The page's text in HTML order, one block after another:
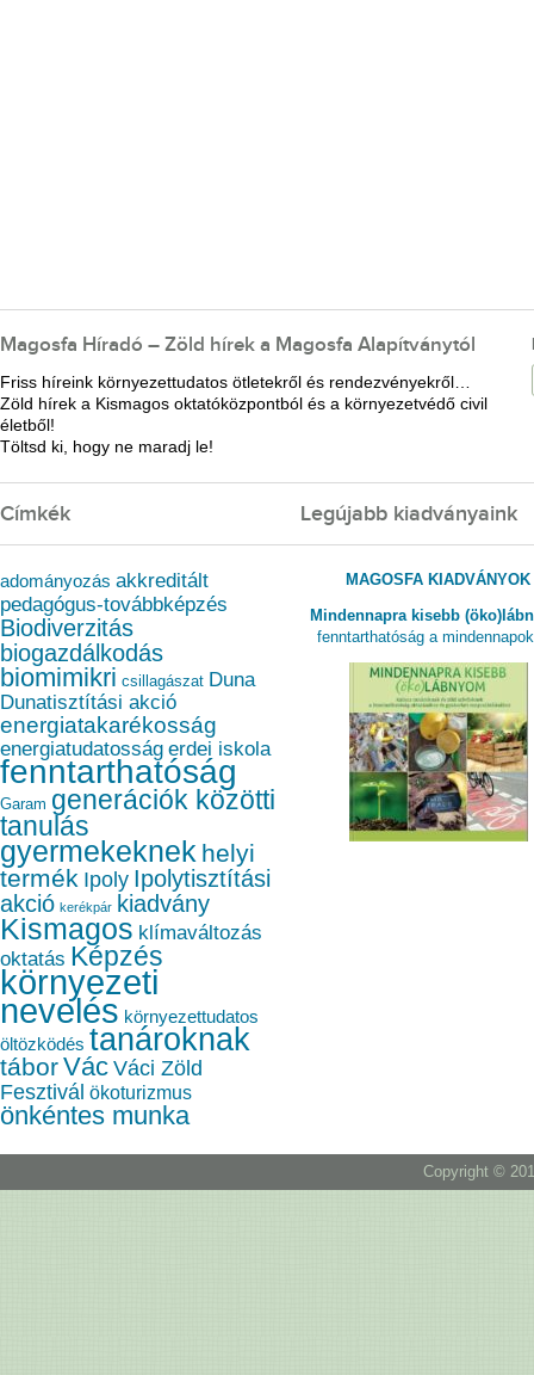
Magosfa Híradó – Zöld hírek a Magosfa Alapítványtól
Friss híreink környezettudatos ötletekről és rendezvényekről…
Zöld hírek a Kismagos oktatóközpontból és a környezetvédő civil
életből!
Töltsd ki, hogy ne maradj le!
Címkék
adományozás akkreditált
pedagógus-továbbképzés
Biodiverzitás
biogazdálkodás
biomimikri csillagászat Duna
Dunatisztítási akció
energiatakarékosság
energiatudatosság erdei iskola
fenntarthatóság
Garam generációk közötti
tanulás
gyermekeknek helyi
termék Ipoly Ipolytisztítási
akció kerékpár kiadvány
Kismagos klímaváltozás
oktatás Képzés
környezeti
nevelés környezettudatos
öltözködés tanároknak
táborVác Váci Zöld
Fesztivál ökoturizmus
önkéntes munka
Legújabb kiadványaink
MAGOSFA KIADVÁNYOK
Mindennapra kisebb
fenntarthatóság a
Copyright ©